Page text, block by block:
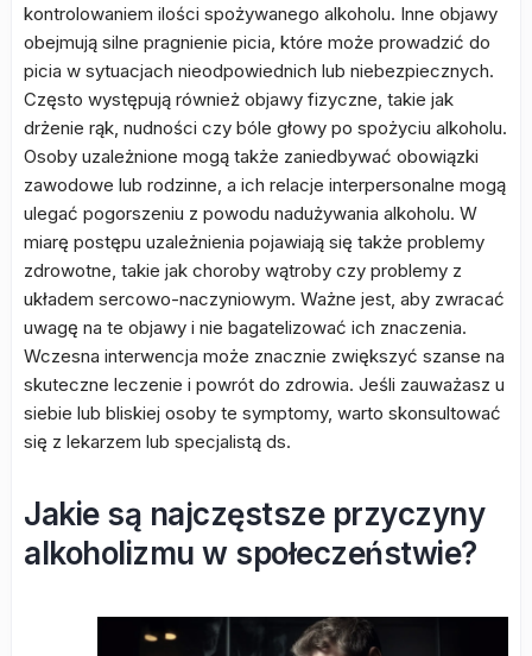
kontrolowaniem ilości spożywanego alkoholu. Inne objawy
obejmują silne pragnienie picia, które może prowadzić do
picia w sytuacjach nieodpowiednich lub niebezpiecznych.
Często występują również objawy fizyczne, takie jak
drżenie rąk, nudności czy bóle głowy po spożyciu alkoholu.
Osoby uzależnione mogą także zaniedbywać obowiązki
zawodowe lub rodzinne, a ich relacje interpersonalne mogą
ulegać pogorszeniu z powodu nadużywania alkoholu. W
miarę postępu uzależnienia pojawiają się także problemy
zdrowotne, takie jak choroby wątroby czy problemy z
układem sercowo-naczyniowym. Ważne jest, aby zwracać
uwagę na te objawy i nie bagatelizować ich znaczenia.
Wczesna interwencja może znacznie zwiększyć szanse na
skuteczne leczenie i powrót do zdrowia. Jeśli zauważasz u
siebie lub bliskiej osoby te symptomy, warto skonsultować
się z lekarzem lub specjalistą ds.
Jakie są najczęstsze przyczyny
alkoholizmu w społeczeństwie?